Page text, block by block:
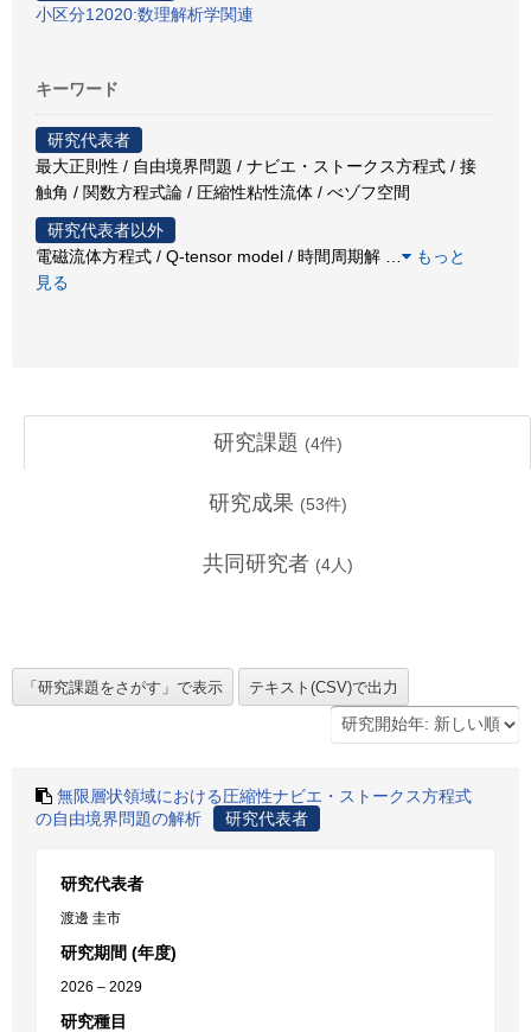
小区分12020:数理解析学関連
キーワード
研究代表者
最大正則性 / 自由境界問題 / ナビエ・ストークス方程式 / 接
触角 / 関数方程式論 / 圧縮性粘性流体 / べゾフ空間
研究代表者以外
電磁流体方程式 / Q-tensor model / 時間周期解
もっと
見る
研究課題 (4件)
研究成果 (53件)
共同研究者 (4人)
無限層状領域における圧縮性ナビエ・ストークス方程式
の自由境界問題の解析
研究代表者
研究代表者
渡邊 圭市
研究期間 (年度)
2026 – 2029
研究種目